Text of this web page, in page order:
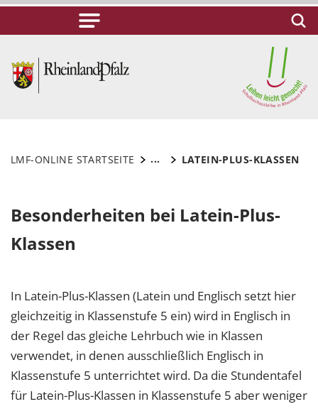
LMF-ONLINE STARTSEITE ... LATEIN-PLUS-KLASSEN
Besonderheiten bei Latein-Plus-
Klassen
In Latein-Plus-Klassen (Latein und Englisch setzt hier
gleichzeitig in Klassenstufe 5 ein) wird in Englisch in
der Regel das gleiche Lehrbuch wie in Klassen
verwendet, in denen ausschließlich Englisch in
Klassenstufe 5 unterrichtet wird. Da die Stundentafel
für Latein-Plus-Klassen in Klassenstufe 5 aber weniger